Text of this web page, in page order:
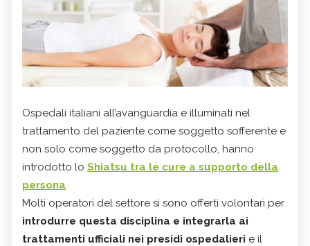
Ospedali italiani all’avanguardia e illuminati nel
trattamento del paziente come soggetto sofferente e
non solo come soggetto da protocollo, hanno
introdotto lo Shiatsu tra le cure a supporto della
persona.
Molti operatori del settore si sono offerti volontari per
introdurre questa disciplina e integrarla ai
trattamenti ufficiali nei presidi ospedalieri e il